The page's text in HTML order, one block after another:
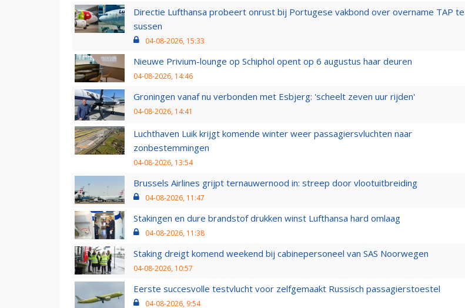
Directie Lufthansa probeert onrust bij Portugese vakbond over overname TAP te
sussen
04-08-2026, 15:33
Nieuwe Privium-lounge op Schiphol opent op 6 augustus haar deuren
04-08-2026, 14:46
Groningen vanaf nu verbonden met Esbjerg: 'scheelt zeven uur rijden'
04-08-2026, 14:41
Luchthaven Luik krijgt komende winter weer passagiersvluchten naar
zonbestemmingen
04-08-2026, 13:54
Brussels Airlines grijpt ternauwernood in: streep door vlootuitbreiding
04-08-2026, 11:47
Stakingen en dure brandstof drukken winst Lufthansa hard omlaag
04-08-2026, 11:38
Staking dreigt komend weekend bij cabinepersoneel van SAS Noorwegen
04-08-2026, 10:57
Eerste succesvolle testvlucht voor zelfgemaakt Russisch passagierstoestel
04-08-2026, 9:54